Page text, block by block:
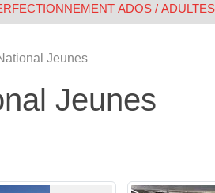
ADOS / ADULTES
Jeunes
Jeunes